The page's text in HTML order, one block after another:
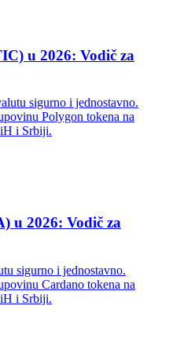
u 2026: Vodič za
sigurno i jednostavno.
Polygon tokena na
i Srbiji.
u 2026: Vodič za
sigurno i jednostavno.
Cardano tokena na
i Srbiji.